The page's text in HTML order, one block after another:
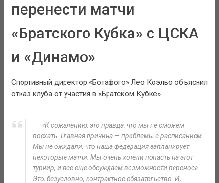
перенести матчи
«Братского Кубка» с ЦСКА
и «Динамо»
Спортивный директор «Ботафого» Лео Коэльо объяснил
отказ клуба от участия в «Братском Кубке».
«К сожалению, это правда, что мы не сможем
поехать. Главная причина — проблемы с расписанием.
Мы не ожидали, что наша федерация запланирует
некоторые матчи. Мы очень хотели попасть на этот
турнир, и все еще обсуждаем возможности переноса.
Это, безусловно, контрактное обязательство. И,